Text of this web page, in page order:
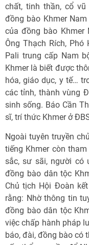
chất, tinh thần, cổ
đồng bào Khmer
của đồng bào
Ông Thạch Rích,
Pali trung cấp Nam
Khmer là biết được
hóa, giáo dục, y tế…
các tỉnh, thành vùng
sinh sống. Báo Cần
sĩ, trí thức Khmer ở
Ngoài tuyên truyền
tiếng Khmer còn
sắc, sư sãi, người có
đồng bào dân tộc
Chủ tịch Hội Đoàn
rằng: Nhờ thông tin
đồng bào dân tộc
việc chấp hành pháp
báo, đài, đồng bào có